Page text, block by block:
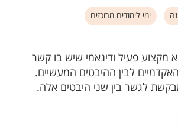
ימי לימודים מרוכזים
מקצוע פעיל ודינאמי שיש בו קשר
לבין ההיבטים המעשיים.
לגשר בין שני היבטים אלה.